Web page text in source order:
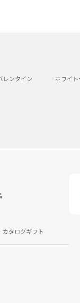
レンタイン ホワイト
カタログギフト